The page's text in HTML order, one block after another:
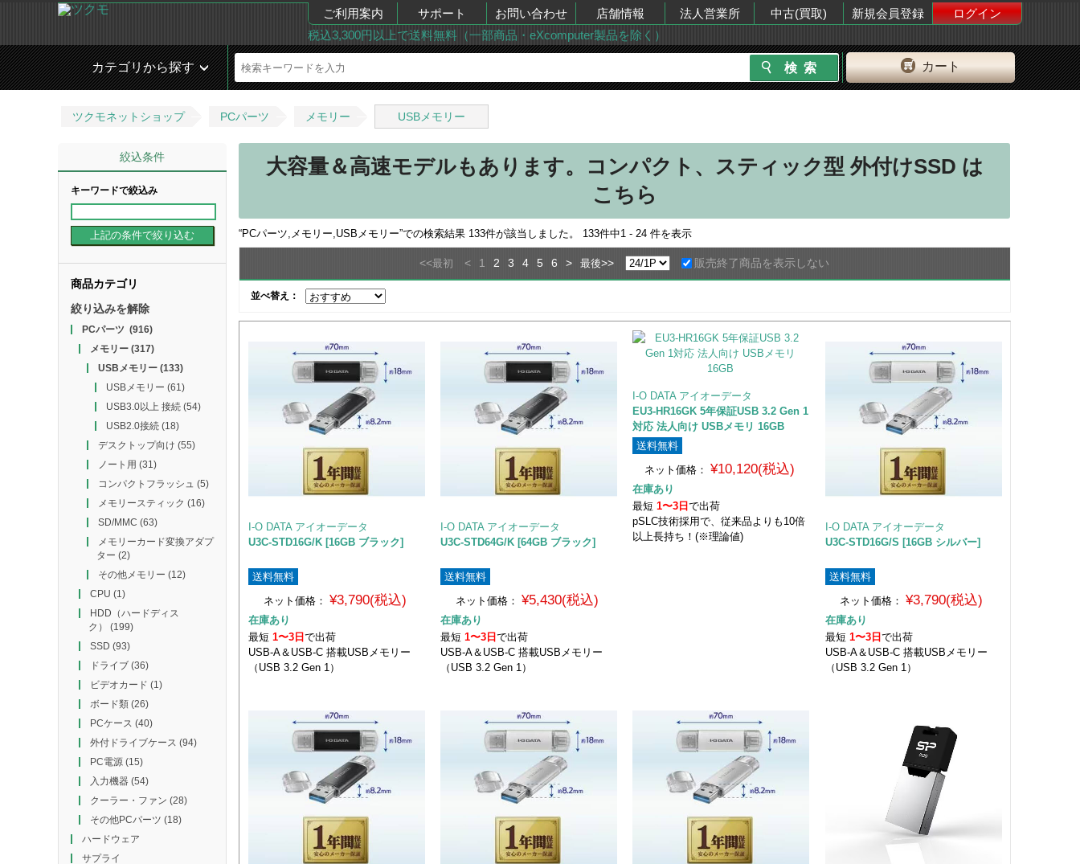
ご利用案内 サポート お問い合わせ 店舗情報 法人営業所 中古(買取) 新規会員登録
ログイン
税込3,300円以上で送料無料（一部商品・eXcomputer製品を除く）
カート
カテゴリから探す
ツクモネットショップ PCパーツ メモリー USBメモリー
絞込条件
キーワードで絞込み
商品カテゴリ
絞り込みを解除
PCパーツ (916)
メモリー(317)
USBメモリー(133)
USBメモリー (61)
USB3.0以上 接続(54)
USB2.0接続(18)
デスクトップ向け (55)
ノート用 (31)
コンパクトフラッシュ (5)
メモリースティック (16)
SD/MMC (63)
メモリーカード変換アダプ
ター (2)
その他メモリー (12)
CPU (1)
HDD（ハードディス
ク）
(199)
SSD (93)
ドライブ(36)
ビデオカード (1)
ボード類(26)
PCケース (40)
外付ドライブケース (94)
PC電源(15)
入力機器(54)
クーラー・ファン (28)
その他PCパーツ (18)
ハードウェア
サプライ
大容量＆高速モデルもあります。コンパクト、スティック型 外付けSSD は
こちら
“PCパーツ,メモリー,USBメモリー”での検索結果 133件が該当しました。 133件中1 - 24 件を表示
<<最初 < 1 2 3 4 5 6 > 最後>> 販売終了商品を表示しない
並べ替え：
I-O DATA アイオーデータ
U3C-STD16G/K [16GB ブラック]
送料無料
ネット価格： ¥3,790(税込)
在庫あり
最短 1〜3日 で出荷
USB-A＆USB-C 搭載USBメモリー
（USB 3.2 Gen 1）
I-O DATA アイオーデータ
U3C-STD64G/K [64GB ブラック]
送料無料
ネット価格： ¥5,430(税込)
在庫あり
最短1〜3日で出荷
USB-A＆USB-C 搭載USBメモリー
（USB 3.2 Gen 1）
I-O DATA アイオーデータ
EU3-HR16GK 5年保証USB 3.2 Gen 1
対応 法人向け USBメモリ 16GB
送料無料
ネット価格： ¥10,120(税込)
在庫あり
最短1〜3日で出荷
pSLC技術採用で、従来品よりも10倍
以上長持ち！(※理論値)
I-O DATA アイオーデータ
U3C-STD16G/S [16GB シルバー]
送料無料
ネット価格：
¥3,790(税込)
在庫あり
最短 1〜3日 で出荷
USB-A＆USB-C 搭載USBメモリー
（USB 3.2 Gen 1）